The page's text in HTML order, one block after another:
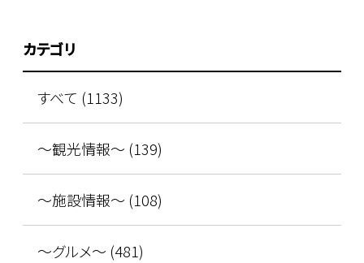
カテゴリ
すべて (1133)
～観光情報～ (139)
～施設情報～ (108)
～グルメ～ (481)